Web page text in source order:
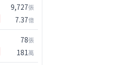
9,727張
7.37億
78張
181萬